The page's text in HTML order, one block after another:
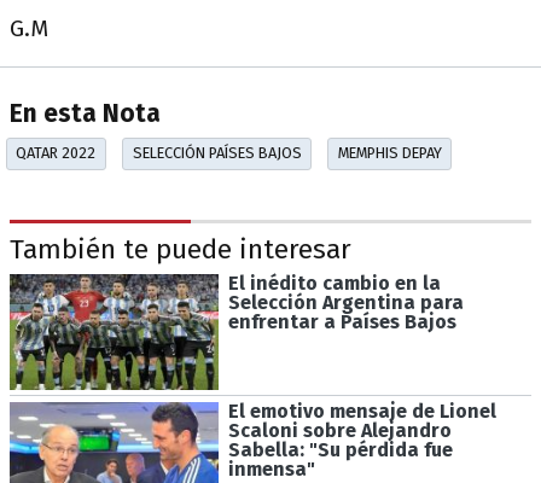
G.M
En esta Nota
QATAR 2022 SELECCIÓN PAÍSES BAJOS MEMPHIS DEPAY
También te puede interesar
El inédito cambio en la
Selección Argentina para
enfrentar a Países Bajos
El emotivo mensaje de Lionel
Scaloni sobre Alejandro
Sabella: "Su pérdida fue
inmensa"